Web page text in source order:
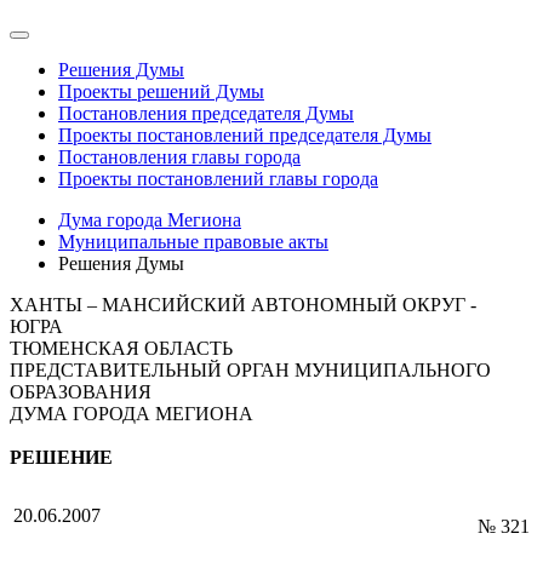
Решения Думы
Проекты решений Думы
Постановления председателя Думы
Проекты постановлений председателя Думы
Постановления главы города
Проекты постановлений главы города
Дума города Мегиона
Муниципальные правовые акты
Решения Думы
ХАНТЫ – МАНСИЙСКИЙ АВТОНОМНЫЙ ОКРУГ -
ЮГРА
ТЮМЕНСКАЯ ОБЛАСТЬ
ПРЕДСТАВИТЕЛЬНЫЙ ОРГАН МУНИЦИПАЛЬНОГО
ОБРАЗОВАНИЯ
ДУМА ГОРОДА МЕГИОНА
РЕШЕНИЕ
20.06.2007
№ 321